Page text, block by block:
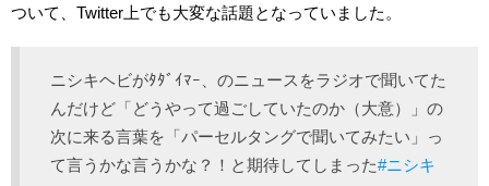
ついて、Twitter上でも大変な話題となっていました。
ニシキヘビがﾀﾀﾞｲﾏｰ、のニュースをラジオで聞いてた
んだけど「どうやって過ごしていたのか（大意）」の
次に来る言葉を「パーセルタングで聞いてみたい」っ
て言うかな言うかな？！と期待してしまった#ニシキ